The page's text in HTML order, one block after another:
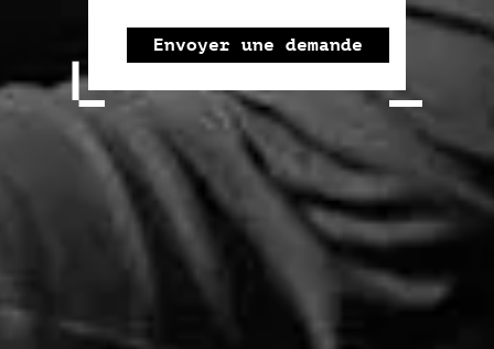
Envoyer une demande